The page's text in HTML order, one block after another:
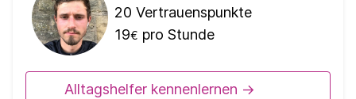
20 Vertrauenspunkte
19€ pro Stunde
Alltagshelfer kennenlernen ->